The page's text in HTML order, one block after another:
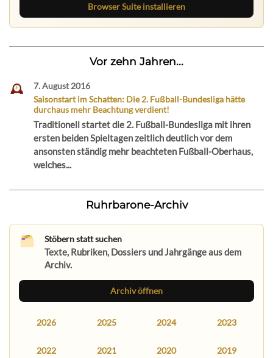
Browser Suite installieren
Vor zehn Jahren...
7. August 2016
Saisonstart im Schatten: Die 2. Fußball-Bundesliga hätte
durchaus mehr Beachtung verdient!
Traditionell startet die 2. Fußball-Bundesliga mit ihren
ersten beiden Spieltagen zeitlich deutlich vor dem
ansonsten ständig mehr beachteten Fußball-Oberhaus,
welches...
Ruhrbarone-Archiv
Stöbern statt suchen
Texte, Rubriken, Dossiers und Jahrgänge aus dem
Archiv.
Archiv öffnen
2026 2025 2024 2023
2022 2021 2020 2019